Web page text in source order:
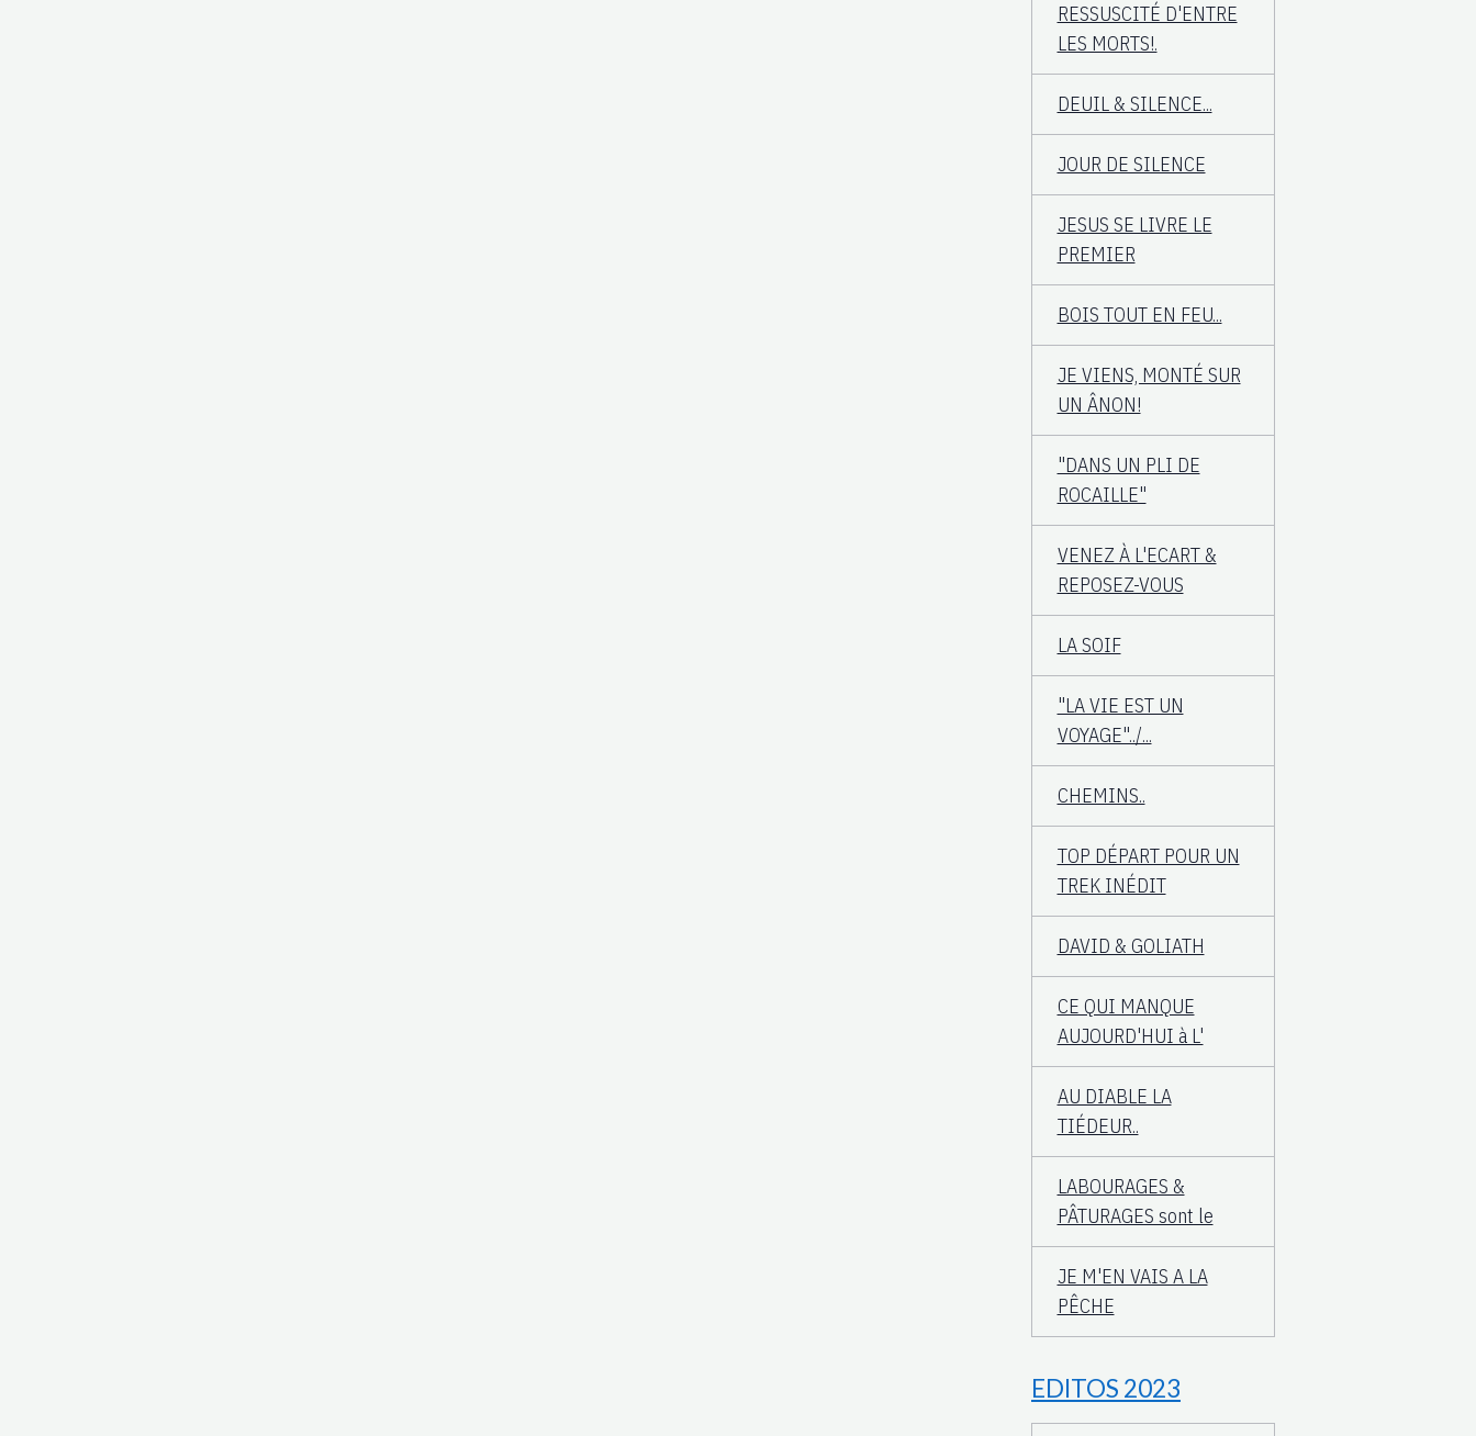
RESSUSCITÉ D'ENTRE
LES MORTS!.
DEUIL & SILENCE...
JOUR DE SILENCE
JESUS SE LIVRE LE
PREMIER
BOIS TOUT EN FEU...
JE VIENS, MONTÉ SUR
UN ÂNON!
"DANS UN PLI DE
ROCAILLE"
VENEZ À L'ECART &
REPOSEZ-VOUS
LA SOIF
"LA VIE EST UN
VOYAGE"../...
CHEMINS..
TOP DÉPART POUR UN
TREK INÉDIT
DAVID & GOLIATH
CE QUI MANQUE
AUJOURD'HUI à L'
AU DIABLE LA
TIÉDEUR..
LABOURAGES &
PÂTURAGES sont le
JE M'EN VAIS A LA
PÊCHE
EDITOS 2023